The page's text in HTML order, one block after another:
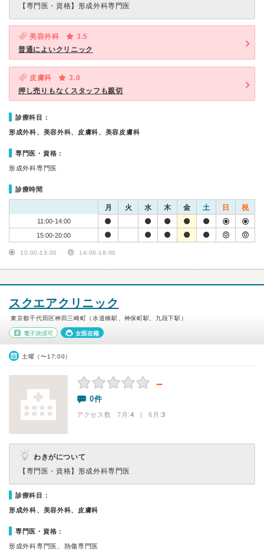
【専門医・資格】 形成外科専門医
美容外科
3.5
普通によいクリニック
皮膚科
3.0
押し売りもなくスタッフも親切
診療科目：
形成外科、美容外科、皮膚科、美容皮膚科
専門医・資格：
形成外科専門医
診療時間
月 火 水 木 金 土 日 祝
11:00-14:00
15:00-20:00
10:00-13:00 14:00-18:00
スクエアクリニック
東京都千代田区神田三崎町（水道橋駅、神保町駅、九段下駅）
電子決済可 女医在籍
土曜（〜17:00）
－
0件
アクセス数 7月:4 | 6月:3
わきがについて
【専門医・資格】 形成外科専門医
診療科目：
形成外科、美容外科、皮膚科
専門医・資格：
形成外科専門医、熱傷専門医